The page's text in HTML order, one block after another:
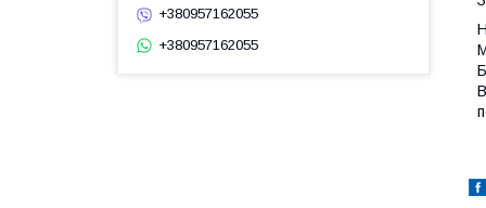
+380957162055
+380957162055